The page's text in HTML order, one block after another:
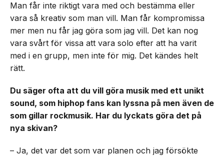
Man får inte riktigt vara med och bestämma eller
vara så kreativ som man vill. Man får kompromissa
mer men nu får jag göra som jag vill. Det kan nog
vara svårt för vissa att vara solo efter att ha varit
med i en grupp, men inte för mig. Det kändes helt
rätt.
Du säger ofta att du vill göra musik med ett unikt
sound, som hiphop fans kan lyssna på men även de
som gillar rockmusik. Har du lyckats göra det på
nya skivan?
– Ja, det var det som var planen och jag försökte